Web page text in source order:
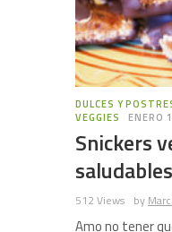
DULCES Y
VEGGIES
ENERO
Snickers
saludables
512 Views by
Amo no tener